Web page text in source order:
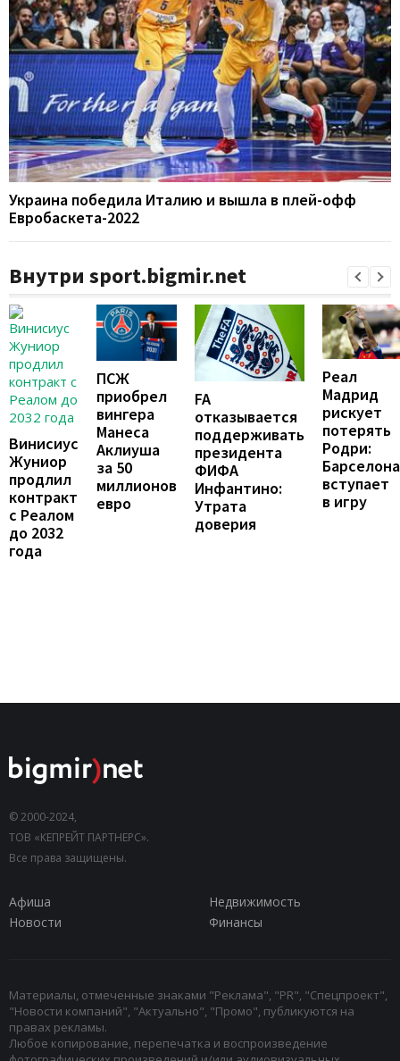
Украина победила Италию и вышла в плей-офф
Евробаскета-2022
Внутри sport.bigmir.net
Винисиус
Жуниор
продлил
контракт
с Реалом
до 2032
года
ПСЖ
приобрел
вингера
Манеса
Аклиуша
за 50
миллионов
евро
FA
отказывается
поддерживать
президента
ФИФА
Инфантино:
Утрата
доверия
Реал
Мадрид
рискует
потерять
Родри:
Барселона
вступает
в игру
© 2000-2024,
ТОВ «КЕПРЕЙТ ПАРТНЕРС».
Все права защищены.
Афиша
Недвижимость
Новости
Финансы
Материалы, отмеченные знаками "Реклама", "PR", "Спецпроект",
"Новости компаний", "Актуально", "Промо", публикуются на
правах рекламы.
Любое копирование, перепечатка и воспроизведение